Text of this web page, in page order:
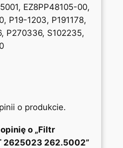
EZ8PP48105-00,
P19-1203, P191178,
P270336, S102235,
o produkcie.
o „Filtr
2625023 262.5002”